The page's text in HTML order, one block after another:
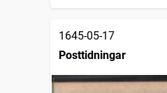
1645-05-17
Posttidningar